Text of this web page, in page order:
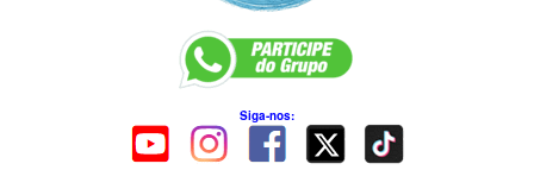
Siga-nos: